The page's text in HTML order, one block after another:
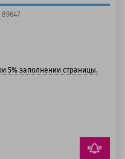
5% заполнении страницы.